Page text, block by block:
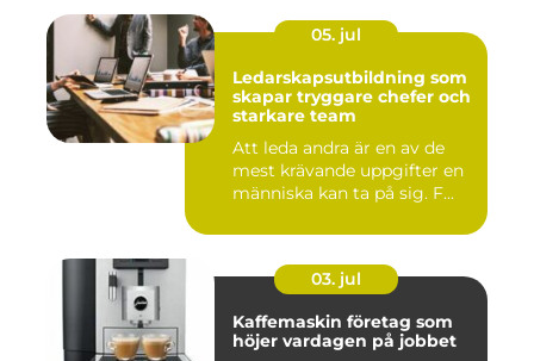
05. jul
Ledarskapsutbildning som
skapar tryggare chefer och
starkare team
Att leda andra är en av de
mest krävande uppgifter en
människa kan ta på sig. F...
03. jul
Kaffemaskin företag som
höjer vardagen på jobbet